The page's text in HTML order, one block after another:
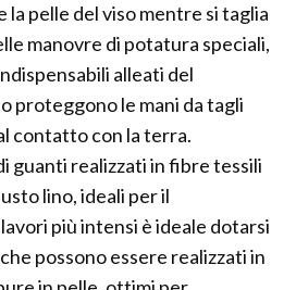
pelle del viso mentre si taglia
manovre di potatura speciali,
alleati del
proteggono le mani da tagli
contatto con la terra.
guanti realizzati in fibre tessili
lino, ideali per il
più intensi è ideale dotarsi
possono essere realizzati in